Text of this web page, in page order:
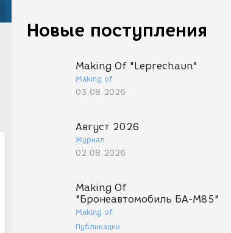
Новые поступления
Making Of "Leprechaun"
Making of
03.08.2026
Август 2026
Журнал
02.08.2026
Making Of
"Бронеавтомобиль БА-М85"
Making of
Публикации